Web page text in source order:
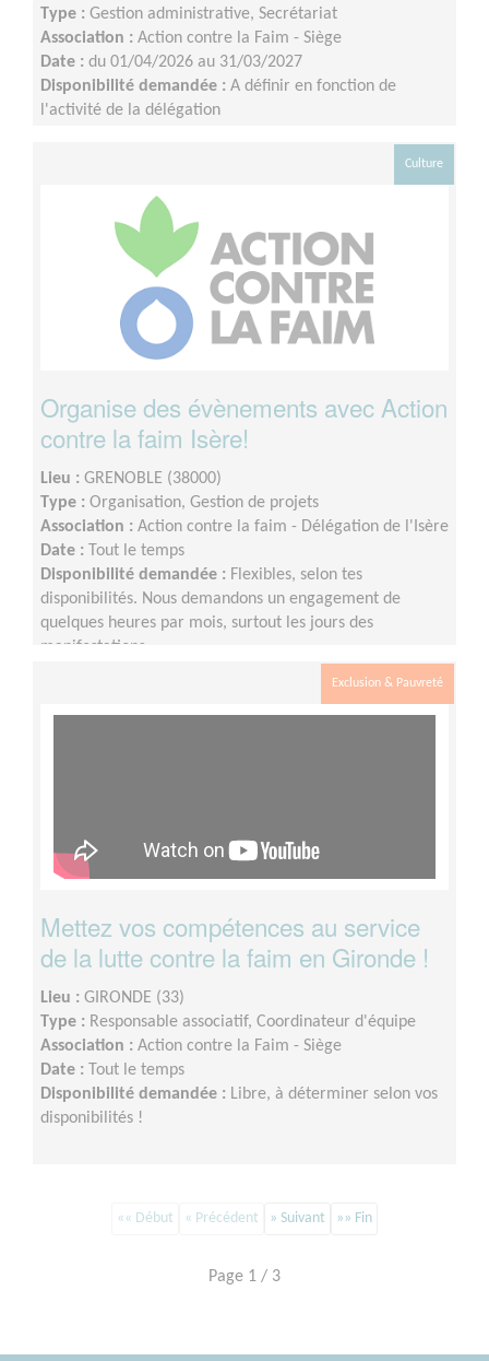
Type : Gestion administrative, Secrétariat
Association : Action contre la Faim - Siège
Date : du 01/04/2026 au 31/03/2027
Disponibilité demandée : A définir en fonction de
l'activité de la délégation
Culture
Organise des évènements avec Action
contre la faim Isère!
Lieu : GRENOBLE (38000)
Type : Organisation, Gestion de projets
Association : Action contre la faim - Délégation de l'Isère
Date :
Tout le temps
Disponibilité demandée : Flexibles, selon tes
disponibilités. Nous demandons un engagement de
quelques heures par mois, surtout les jours des
manifestations.
Exclusion & Pauvreté
Mettez vos compétences au service
de la lutte contre la faim en Gironde !
Lieu : GIRONDE (33)
Type : Responsable associatif, Coordinateur d'équipe
Association : Action contre la Faim - Siège
Date :
Tout le temps
Disponibilité demandée : Libre, à déterminer selon vos
disponibilités !
«« Début « Précédent » Suivant »» Fin
Page 1 / 3